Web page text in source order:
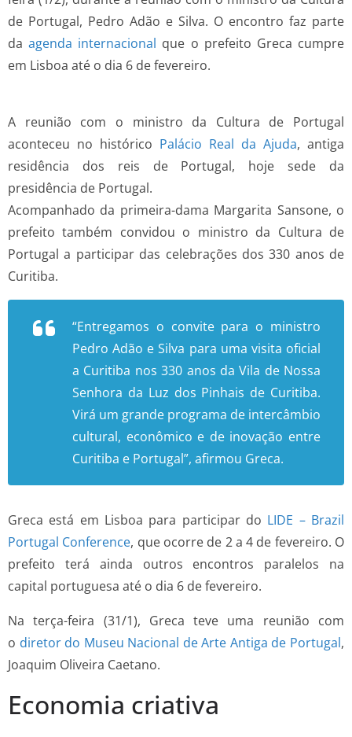
de Portugal, Pedro Adão e Silva. O encontro faz parte
daagenda internacional que o prefeito Greca cumpre
em Lisboa até o dia 6 de fevereiro.
A reunião com o ministro da Cultura de Portugal
aconteceu no histórico Palácio Real da Ajuda, antiga
residência dos reis de Portugal, hoje sede da
presidência de Portugal.
Acompanhado da primeira-dama Margarita Sansone, o
prefeito também convidou o ministro da Cultura de
Portugal a participar das celebrações dos 330 anos de
Curitiba.
“Entregamos o convite para o ministro
Pedro Adão e Silva para uma visita oficial
a Curitiba nos 330 anos da Vila de Nossa
Senhora da Luz dos Pinhais de Curitiba.
Virá um grande programa de intercâmbio
cultural, econômico e de inovação entre
Curitiba e Portugal”, afirmou Greca.
Greca está em Lisboa para participar do LIDE – Brazil
Portugal Conference, que ocorre de 2 a 4 de fevereiro. O
prefeito terá ainda outros encontros paralelos na
capital portuguesa até o dia 6 de fevereiro.
Na terça-feira (31/1), Greca teve uma reunião com
o diretor do Museu Nacional de Arte Antiga de Portugal,
Joaquim Oliveira Caetano.
Economia criativa